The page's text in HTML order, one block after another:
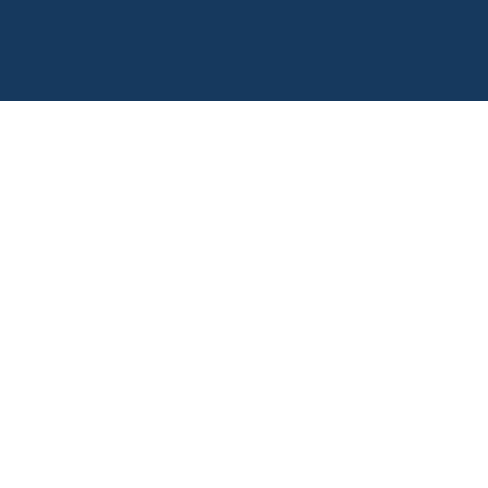
a lungo termine.
che guarisce spontaneamente con